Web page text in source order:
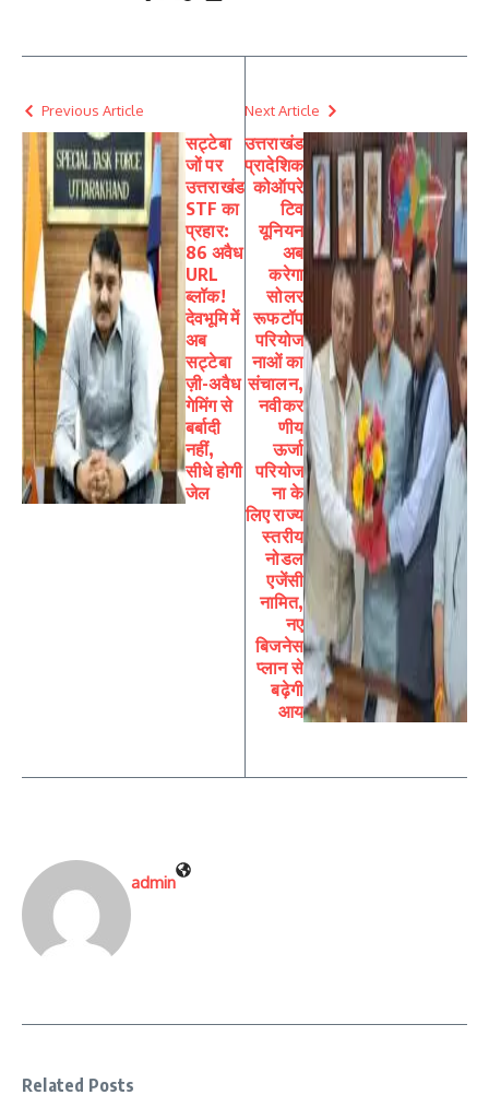
Previous Article
सट्टेबा
जों पर
उत्तराखंड
STF का
प्रहार:
86 अवैध
URL
ब्लॉक! ​
देवभूमि में
अब
सट्टेबा
ज़ी-अवैध
गेमिंग से
बर्बादी
नहीं,
सीधे होगी
जेल
Next Article
उत्तराखंड
प्रादेशिक
कोऑपरे
टिव
यूनियन
अब
करेगा
सोलर
रूफटॉप
परियोज
नाओं का
संचालन,
नवीकर
णीय
ऊर्जा
परियोज
ना के
लिए राज्य
स्तरीय
नोडल
एजेंसी
नामित,
नए
बिजनेस
प्लान से
बढ़ेगी
आय
admin
Related Posts